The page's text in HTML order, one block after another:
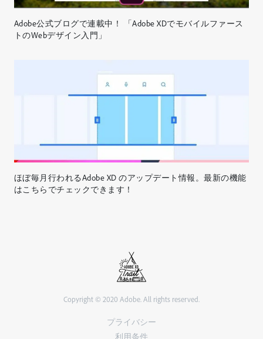
Adobe公式ブログで連載中！ 「Adobe XDでモバイルファース
トのWebデザイン入門」
ほぼ毎月行われるAdobe XD のアップデート情報。最新の機能
はこちらでチェックできます！
Copyright © 2020 Adobe. All rights reserved.
プライバシー
利用条件